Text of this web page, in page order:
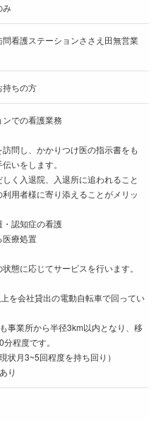
み
看護ステーションささえ田無営業
持ちの方
での看護業務
問し、かかりつけ医の指示書をも
いをします。
く入退院、入退所に追われること
用者様に寄り添えることがメリッ
・認知症の看護
医療処置
態に応じてサービスを行います。
を会社貸出の電動自転車で回ってい
事業所から半径3km以内となり、移
程度です。
状月3~5回程度を持ち回り）
り